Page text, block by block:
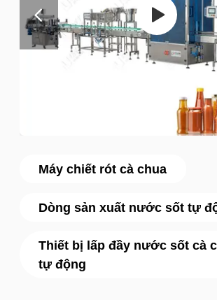
Máy chiết rót cà chua
Dòng sản xuất nước sốt tự
Thiết bị lấp đầy nước sốt cà
tự động